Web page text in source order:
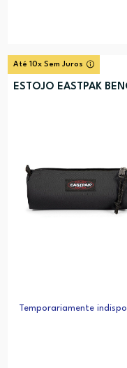
Até 10x Sem Juros
ESTOJO EASTPAK
Temporariamente